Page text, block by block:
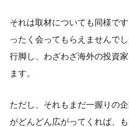
それは取材についても同様で
ったく会ってもらえませんで
行脚し、わざわざ海外の投資
ます。
ただし、それもまだ一握りの
がどんどん広がってくれば、